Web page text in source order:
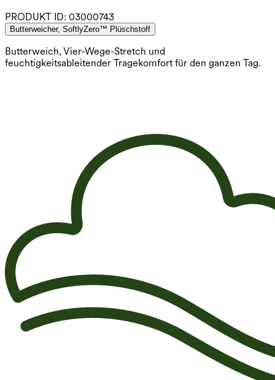
PRODUKT ID: 03000743
Butterweicher, SoftlyZero™ Plüschstoff
Butterweich, Vier-Wege-Stretch und
feuchtigkeitsableitender Tragekomfort für den ganzen Tag.